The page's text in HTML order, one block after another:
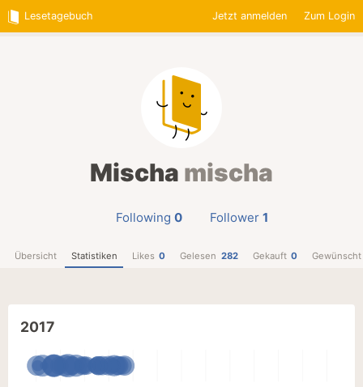
Lesetagebuch Jetzt anmelden Zum Login
Mischa mischa
Following 0 Follower 1
Übersicht Statistiken Likes 0 Gelesen 282 Gekauft 0 Gewünscht
2017